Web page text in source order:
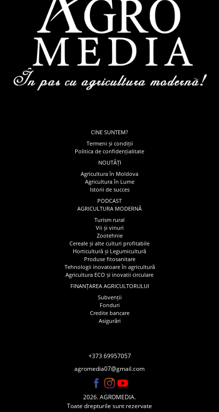
CINE SUNTEM?
Termeni și condiții
Politica de confidențialitate
NOUTĂȚI
Agricultura în Moldova
Agricultura în Lume
Istorii de succes
PODCAST
AGRICULTURA MODERNĂ
Turism rural
Vii și vinuri
Zootehnie
Cereale și alte culturi profitabile
Horticultură și Legumicultură
Produse fitosanitare
Tehnologii inovatoare în agricultură
Agricultura ECO și inovatii circulare
FINANȚAREA AGRICULTORULUI
Subvenții
Fonduri
Credite bancare
Asigurări
+373 69957057
agromedia07@gmail.com
2026. AGROMEDIA.
Toate drepturile sunt rezervate